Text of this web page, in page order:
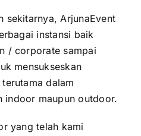
sekitarnya, ArjunaEvent
instansi baik
/ corporate ѕаmраі
mensukseskan
dаlаm
indoor mаuрun outdoor.
уаng tеlаh kаmі